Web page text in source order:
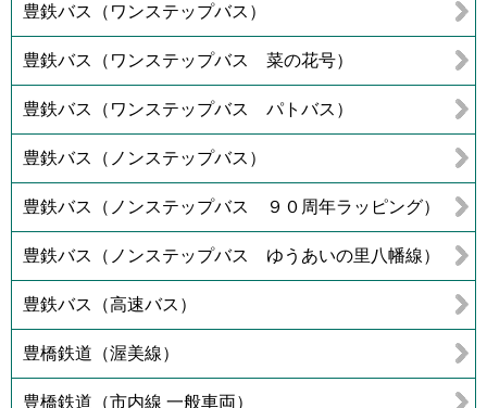
豊鉄バス（ワンステップバス）
豊鉄バス（ワンステップバス 菜の花号）
豊鉄バス（ワンステップバス パトバス）
豊鉄バス（ノンステップバス）
豊鉄バス（ノンステップバス ９０周年ラッピング）
豊鉄バス（ノンステップバス ゆうあいの里八幡線）
豊鉄バス（高速バス）
豊橋鉄道（渥美線）
豊橋鉄道（市内線 一般車両）